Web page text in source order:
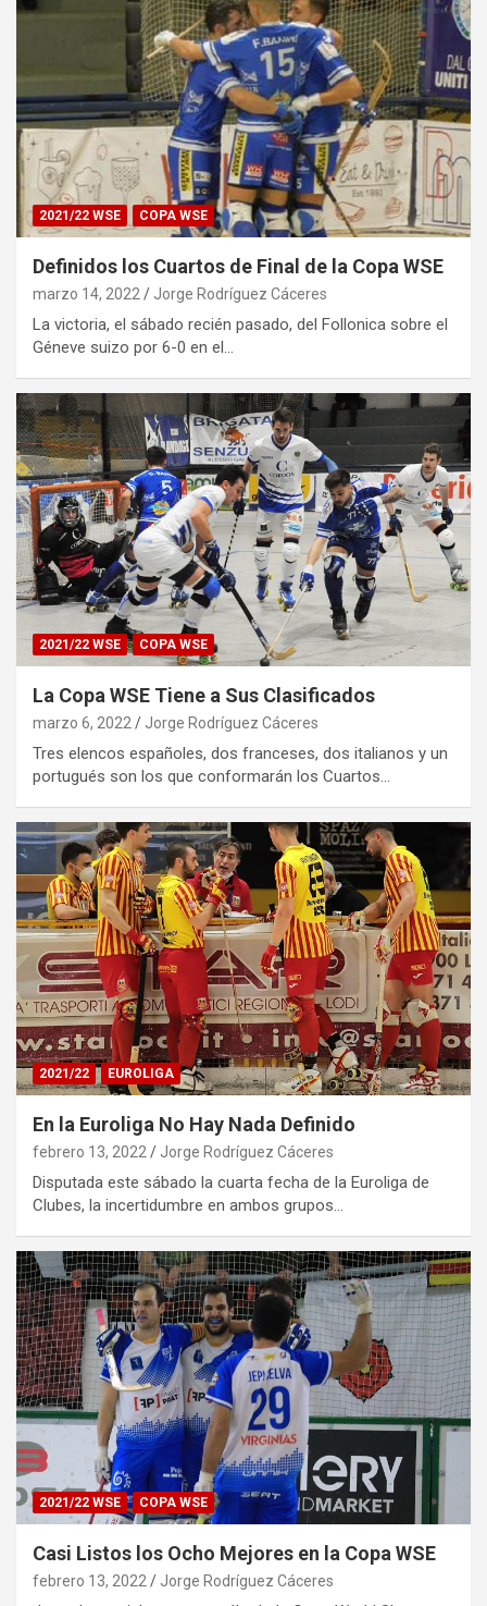
2021/22 WSE COPA WSE
Definidos los Cuartos de Final de la Copa WSE
marzo 14, 2022 Jorge Rodríguez Cáceres
La victoria, el sábado recién pasado, del Follonica sobre el
Géneve suizo por 6-0 en el…
2021/22 WSE COPA WSE
La Copa WSE Tiene a Sus Clasificados
marzo 6, 2022 Jorge Rodríguez Cáceres
Tres elencos españoles, dos franceses, dos italianos y un
portugués son los que conformarán los Cuartos…
2021/22 EUROLIGA
En la Euroliga No Hay Nada Definido
febrero 13, 2022 Jorge Rodríguez Cáceres
Disputada este sábado la cuarta fecha de la Euroliga de
Clubes, la incertidumbre en ambos grupos…
2021/22 WSE COPA WSE
Casi Listos los Ocho Mejores en la Copa WSE
febrero 13, 2022 Jorge Rodríguez Cáceres